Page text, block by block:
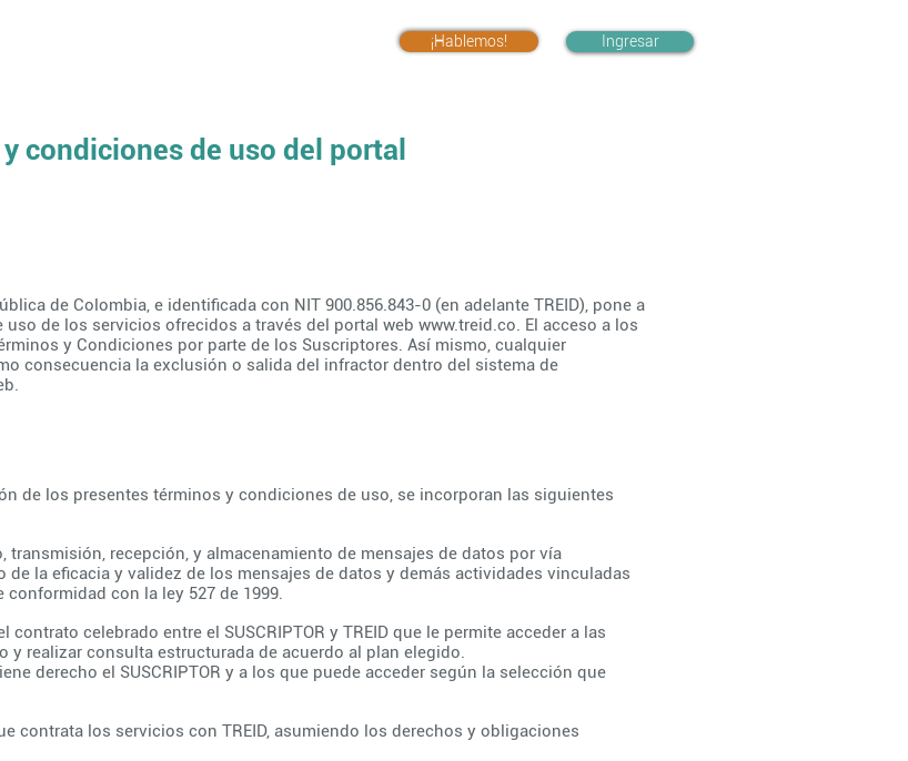
¡Hablemos! Ingresar
condiciones de uso del portal
de Colombia, e identificada con NIT 900.856.843-0 (en adelante TREID), pone a
de los servicios ofrecidos a través del portal web www.treid.co. El acceso a los
y Condiciones por parte de los Suscriptores. Así mismo, cualquier
consecuencia la exclusión o salida del infractor dentro del sistema de
de los presentes términos y condiciones de uso, se incorporan las siguientes
transmisión, recepción, y almacenamiento de mensajes de datos por vía
la eficacia y validez de los mensajes de datos y demás actividades vinculadas
con la ley 527 de 1999.
celebrado entre el SUSCRIPTOR y TREID que le permite acceder a las
y realizar consulta estructurada de acuerdo al plan elegido.
derecho el SUSCRIPTOR y a los que puede acceder según la selección que
contrata los servicios con TREID, asumiendo los derechos y obligaciones